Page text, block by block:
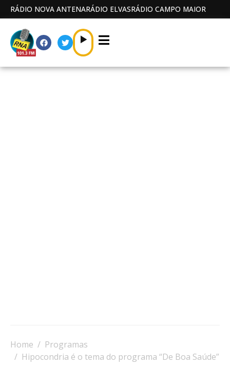
RÁDIO NOVA ANTENARÁDIO ELVASRÁDIO CAMPO MAIOR
Home
Programas
Hipocondria é o tema do programa “De Boa Saúde”